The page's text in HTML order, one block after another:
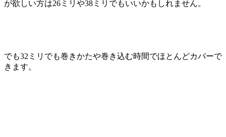
が欲しい方は26ミリや38ミリでもいいかもしれません。
でも32ミリでも巻きかたや巻き込む時間でほとんどカバーで
きます。